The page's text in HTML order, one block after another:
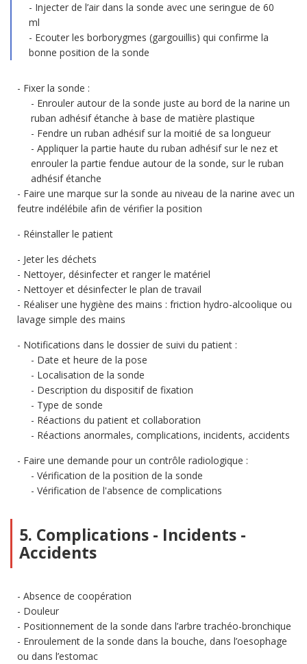
Injecter de l’air dans la sonde avec une seringue de 60
ml
Ecouter les borborygmes (gargouillis) qui confirme la
bonne position de la sonde
Fixer la sonde :
Enrouler autour de la sonde juste au bord de la narine un
ruban adhésif étanche à base de matière plastique
Fendre un ruban adhésif sur la moitié de sa longueur
Appliquer la partie haute du ruban adhésif sur le nez et
enrouler la partie fendue autour de la sonde, sur le ruban
adhésif étanche
Faire une marque sur la sonde au niveau de la narine avec un
feutre indélébile afin de vérifier la position
Réinstaller le patient
Jeter les déchets
Nettoyer, désinfecter et ranger le matériel
Nettoyer et désinfecter le plan de travail
Réaliser une hygiène des mains : friction hydro-alcoolique ou
lavage simple des mains
Notifications dans le dossier de suivi du patient :
Date et heure de la pose
Localisation de la sonde
Description du dispositif de fixation
Type de sonde
Réactions du patient et collaboration
Réactions anormales, complications, incidents, accidents
Faire une demande pour un contrôle radiologique :
Vérification de la position de la sonde
Vérification de l'absence de complications
5. Complications - Incidents -
Accidents
Absence de coopération
Douleur
Positionnement de la sonde dans l’arbre trachéo-bronchique
Enroulement de la sonde dans la bouche, dans l’oesophage
ou dans l’estomac